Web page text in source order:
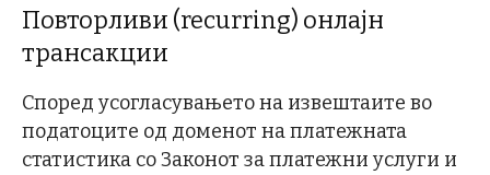
Повторливи (recurring) онлајн
трансакции
Според усогласувањето на извештаите во
податоците од доменот на платежната
статистика со Законот за платежни услуги и